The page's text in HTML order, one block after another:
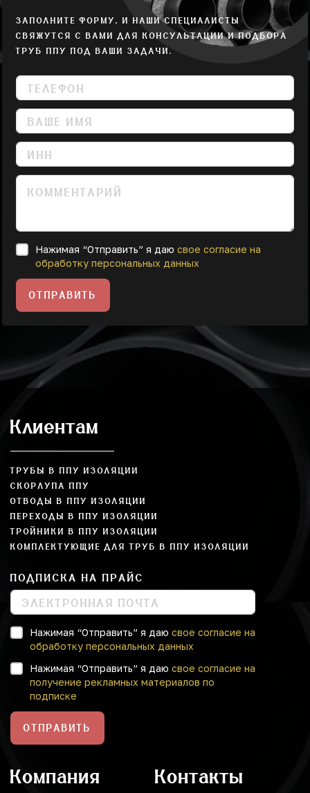
ЗАПОЛНИТЕ ФОРМУ, И НАШИ СПЕЦИАЛИСТЫ
СВЯЖУТСЯ С ВАМИ ДЛЯ КОНСУЛЬТАЦИИ И ПОДБОРА
ТРУБ ППУ ПОД ВАШИ ЗАДАЧИ.
Нажимая “Отправить” я даю свое согласие на
обработку персональных данных
ОТПРАВИТЬ
Клиентам
ТРУБЫ В ППУ ИЗОЛЯЦИИ
СКОРЛУПА ППУ
ОТВОДЫ В ППУ ИЗОЛЯЦИИ
ПЕРЕХОДЫ В ППУ ИЗОЛЯЦИИ
ТРОЙНИКИ В ППУ ИЗОЛЯЦИИ
КОМПЛЕКТУЮЩИЕ ДЛЯ ТРУБ В ППУ ИЗОЛЯЦИИ
ПОДПИСКА НА ПРАЙС
Нажимая “Отправить” я даю свое согласие на
обработку персональных данных
Нажимая “Отправить” я даю свое согласие на
получение рекламных материалов по
подписке
ОТПРАВИТЬ
Компания Контакты